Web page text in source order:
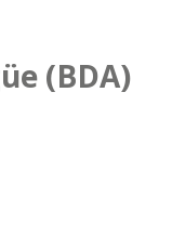
(BDA)